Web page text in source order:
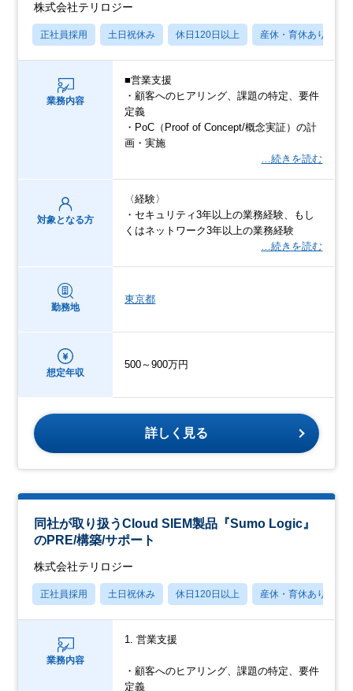
株式会社テリロジー
正社員採用 土日祝休み 休日120日以上 産休・育休あり
業務内容
■営業支援
・顧客へのヒアリング、課題の特定、要件
定義
・PoC（Proof of Concept/概念実証）の計
画・実施
…続きを読む
対象となる方
〈経験〉
・セキュリティ3年以上の業務経験、もし
くはネットワーク3年以上の業務経験
…続きを読む
勤務地
東京都
想定年収
500～900万円
詳しく見る
同社が取り扱うCloud SIEM製品『Sumo Logic』
のPRE/構築/サポート
株式会社テリロジー
正社員採用 土日祝休み 休日120日以上 産休・育休あり
業務内容
1. 営業支援
・顧客へのヒアリング、課題の特定、要件
定義